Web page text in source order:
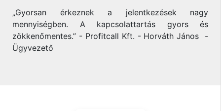
„Gyorsan érkeznek a jelentkezések nagy
mennyiségben. A kapcsolattartás gyors és
zökkenőmentes.” - Profitcall Kft. - Horváth János -
Ügyvezető